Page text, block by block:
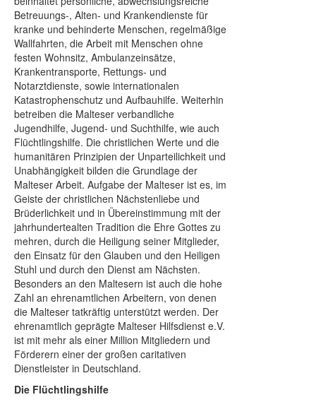
Betreuungs-, Alten- und Krankendienste für
kranke und behinderte Menschen, regelmäßige
Wallfahrten, die Arbeit mit Menschen ohne
festen Wohnsitz, Ambulanzeinsätze,
Krankentransporte, Rettungs- und
Notarztdienste, sowie internationalen
Katastrophenschutz und Aufbauhilfe. Weiterhin
betreiben die Malteser verbandliche
Jugendhilfe, Jugend- und Suchthilfe, wie auch
Flüchtlingshilfe. Die christlichen Werte und die
humanitären Prinzipien der Unparteilichkeit und
Unabhängigkeit bilden die Grundlage der
Malteser Arbeit. Aufgabe der Malteser ist es, im
Geiste der christlichen Nächstenliebe und
Brüderlichkeit und in Übereinstimmung mit der
jahrhundertealten Tradition die Ehre Gottes zu
mehren, durch die Heiligung seiner Mitglieder,
den Einsatz für den Glauben und den Heiligen
Stuhl und durch den Dienst am Nächsten.
Besonders an den Maltesern ist auch die hohe
Zahl an ehrenamtlichen Arbeitern, von denen
die Malteser tatkräftig unterstützt werden. Der
ehrenamtlich geprägte Malteser Hilfsdienst e.V.
ist mit mehr als einer Million Mitgliedern und
Förderern einer der großen caritativen
Dienstleister in Deutschland.
Die Flüchtlingshilfe